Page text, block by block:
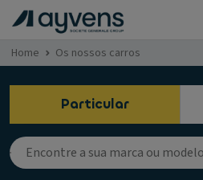
Home Os nossos carros
Particular